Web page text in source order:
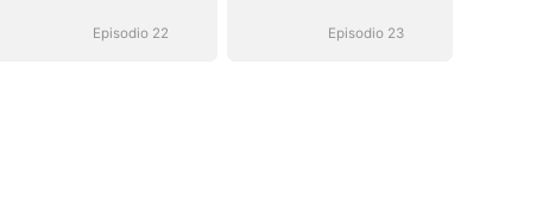
Episodio 22
Episodio 23